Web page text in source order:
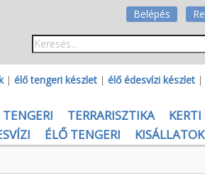
Belépés
| élő tengeri készlet | élő édesvízi készlet |
TENGERI TERRARISZTIKA
ÉLŐ TENGERI KISÁLLATOK